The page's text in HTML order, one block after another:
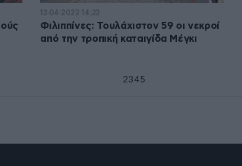
13·04·2022 14:23
Φιλιππίνες: Τουλάχιστον 59 οι νεκροί
από την τροπική καταιγίδα Μέγκι
23 4 5